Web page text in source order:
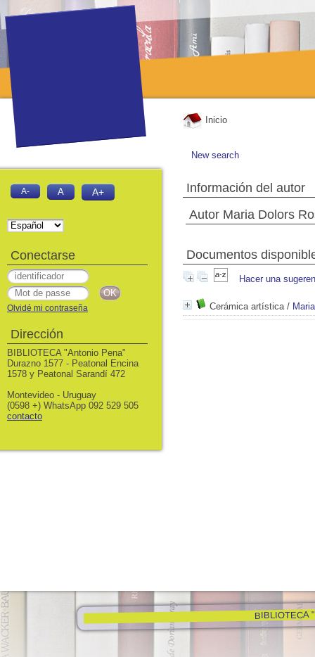
Inicio
New search
Información del autor
Autor Maria Dolors
Documentos
Hacer una
Cerámica artística/
BIBLIOTECA
A- A A+
Conectarse
Olvidé mi contraseña
Dirección
BIBLIOTECA "Antonio Pena"
Durazno 1577 - Peatonal Encina
1578 y Peatonal Sarandí 472
Montevideo - Uruguay
(0598 +) WhatsApp 092 529 505
contacto